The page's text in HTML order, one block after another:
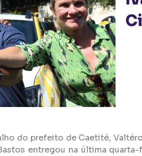
do prefeito de Caetité,
entregou na última